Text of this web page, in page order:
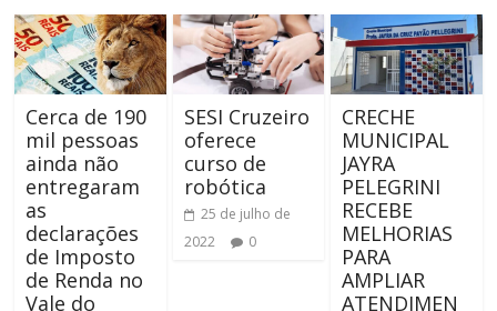
Cerca de 190
mil pessoas
ainda não
entregaram
as
declarações
de Imposto
de Renda no
Vale do
SESI Cruzeiro
oferece
curso de
robótica
25 de julho de
2022
0
CRECHE
MUNICIPAL
JAYRA
PELEGRINI
RECEBE
MELHORIAS
PARA
AMPLIAR
ATENDIMEN